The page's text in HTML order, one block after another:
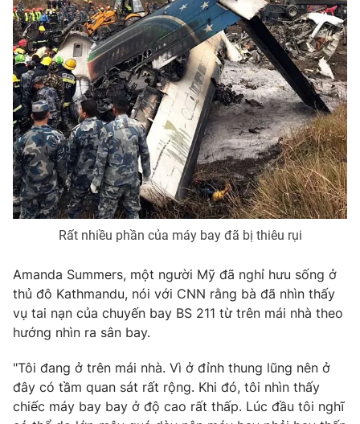
Phó Tổng Biên tập:Nguyễn Thị Mỹ Hạnh, Phạm Quốc Thắng,
Nguyễn Trọng Ninh
Tổng đài VTV:024.38 355 931 - 024.38 355 932
Ðiện thoại Thời báo VTV:024.66 897 897
Email:toasoan@vtv.vn
Liên hệ quảng cáo:024-7300.7108
® Cấm sao chép dưới mọi hình thức nếu không có sự chấp
thuận bằng văn bản. Ghi rõ nguồn VTV.vn khi phát hành lại
thông tin từ website này.
Rất nhiều phần của máy bay đã bị thiêu rụi
Amanda Summers, một người Mỹ đã nghỉ hưu sống ở
thủ đô Kathmandu, nói với CNN rằng bà đã nhìn thấy
vụ tai nạn của chuyến bay BS 211 từ trên mái nhà theo
hướng nhìn ra sân bay.
"Tôi đang ở trên mái nhà. Vì ở đỉnh thung lũng nên ở
đây có tầm quan sát rất rộng. Khi đó, tôi nhìn thấy
chiếc máy bay bay ở độ cao rất thấp. Lúc đầu tôi nghĩ